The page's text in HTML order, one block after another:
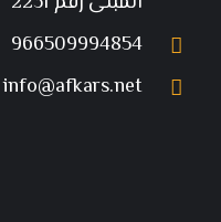
966509994854
info@afkars.net